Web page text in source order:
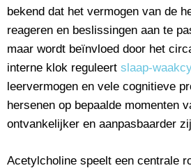
bekend dat het vermogen van de
reageren en beslissingen aan te
maar wordt beïnvloed door het
interne klok reguleert slaap-
leervermogen en vele cognitieve
hersenen op bepaalde momenten
ontvankelijker en aanpasbaarder
Acetylcholine speelt een centrale